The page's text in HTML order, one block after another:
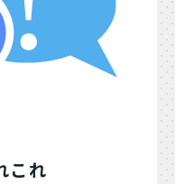
これ